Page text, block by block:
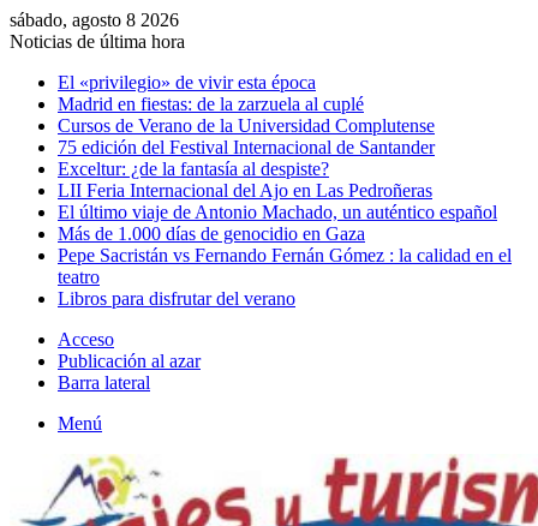
sábado, agosto 8 2026
Noticias de última hora
El «privilegio» de vivir esta época
Madrid en fiestas: de la zarzuela al cuplé
Cursos de Verano de la Universidad Complutense
75 edición del Festival Internacional de Santander
Exceltur: ¿de la fantasía al despiste?
LII Feria Internacional del Ajo en Las Pedroñeras
El último viaje de Antonio Machado, un auténtico español
Más de 1.000 días de genocidio en Gaza
Pepe Sacristán vs Fernando Fernán Gómez : la calidad en el
teatro
Libros para disfrutar del verano
Acceso
Publicación al azar
Barra lateral
Menú